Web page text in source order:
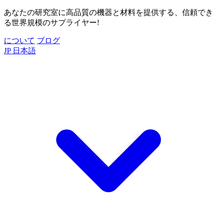
あなたの研究室に高品質の機器と材料を提供する、信頼でき
る世界規模のサプライヤー!
について ブログ
JP 日本語